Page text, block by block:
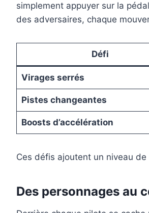
simplement appuyer sur la
des adversaires, chaque
Défi
Virages serrés
Pistes changeantes
Boosts d’accélération
Ces défis ajoutent un niveau
Des personnages au